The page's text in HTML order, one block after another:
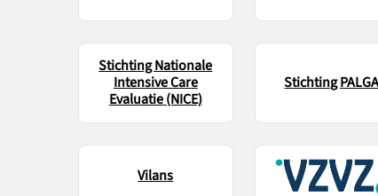
Stichting Nationale
Intensive Care
Evaluatie (NICE)
Stichting
Vilans